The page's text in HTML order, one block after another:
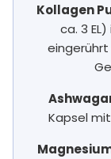
Kollagen
ca. 3
Kapsel